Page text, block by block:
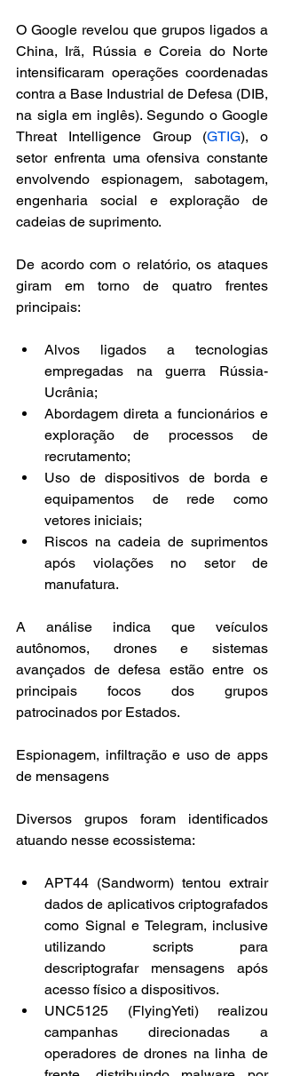
O Google revelou que grupos ligados a
China, Irã, Rússia e Coreia do Norte
intensificaram operações coordenadas
contra a Base Industrial de Defesa (DIB,
na sigla em inglês). Segundo o Google
Threat Intelligence Group (GTIG), o
setor enfrenta uma ofensiva constante
envolvendo espionagem, sabotagem,
engenharia social e exploração de
cadeias de suprimento.
De acordo com o relatório, os ataques
giram em torno de quatro frentes
principais:
Alvos ligados a tecnologias
empregadas na guerra Rússia-
Ucrânia;
Abordagem direta a funcionários e
exploração de processos de
recrutamento;
Uso de dispositivos de borda e
equipamentos de rede como
vetores iniciais;
Riscos na cadeia de suprimentos
após violações no setor de
manufatura.
A análise indica que veículos
autônomos, drones e sistemas
avançados de defesa estão entre os
principais focos dos grupos
patrocinados por Estados.
Espionagem, infiltração e uso de apps
de mensagens
Diversos grupos foram identificados
atuando nesse ecossistema:
APT44 (Sandworm) tentou extrair
dados de aplicativos criptografados
como Signal e Telegram, inclusive
utilizando scripts para
descriptografar mensagens após
acesso físico a dispositivos.
UNC5125 (FlyingYeti) realizou
campanhas direcionadas a
operadores de drones na linha de